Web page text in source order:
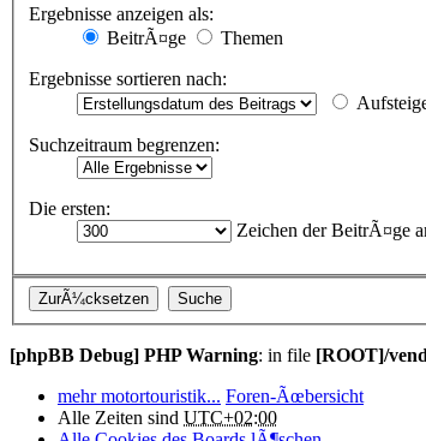
Ergebnisse anzeigen als:
BeitrÃ¤ge
Themen
Ergebnisse sortieren nach:
Suchzeitraum begrenzen:
Die ersten:
Zeichen der BeitrÃ¤ge
[phpBB Debug] PHP Warning: in file [ROOT]/
mehr motortouristik... Foren-Ãœbersicht
Alle Zeiten sind UTC+02:00